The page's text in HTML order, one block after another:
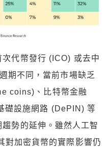
代幣發行 (ICO) 或去中
期不同，當前市場缺乏
coins)、比特幣金融
礎設施網路 (DePIN) 等
勢的延伸。雖然人工智
對加密貨幣的實際影響仍